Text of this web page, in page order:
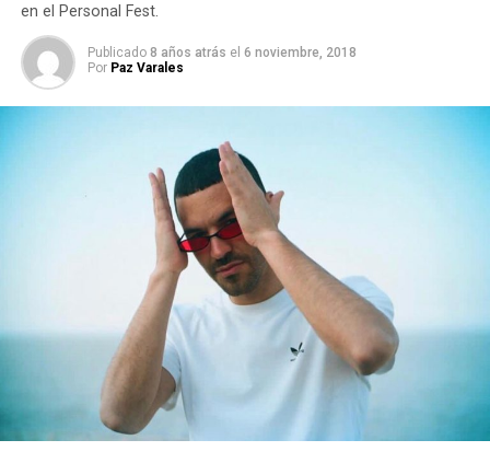
en el Personal Fest.
Publicado 8 años atrás el 6 noviembre, 2018
Por Paz Varales